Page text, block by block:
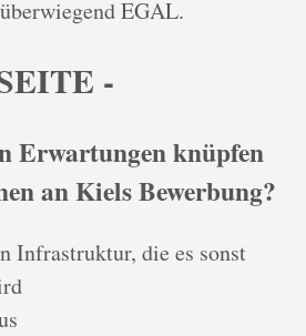
EGAL.
-
Erwartungen knüpfen
an Kiels Bewerbung?
Infrastruktur, die es sonst